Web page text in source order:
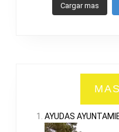
Cargar mas
AYUDAS